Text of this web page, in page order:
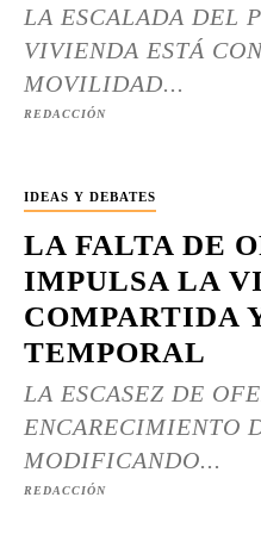
LA ESCALADA DEL
VIVIENDA ESTÁ
MOVILIDAD...
REDACCIÓN
IDEAS Y DEBATES
LA FALTA DE
IMPULSA LA
COMPARTIDA
TEMPORAL
LA ESCASEZ DE
ENCARECIMIENTO
MODIFICANDO...
REDACCIÓN